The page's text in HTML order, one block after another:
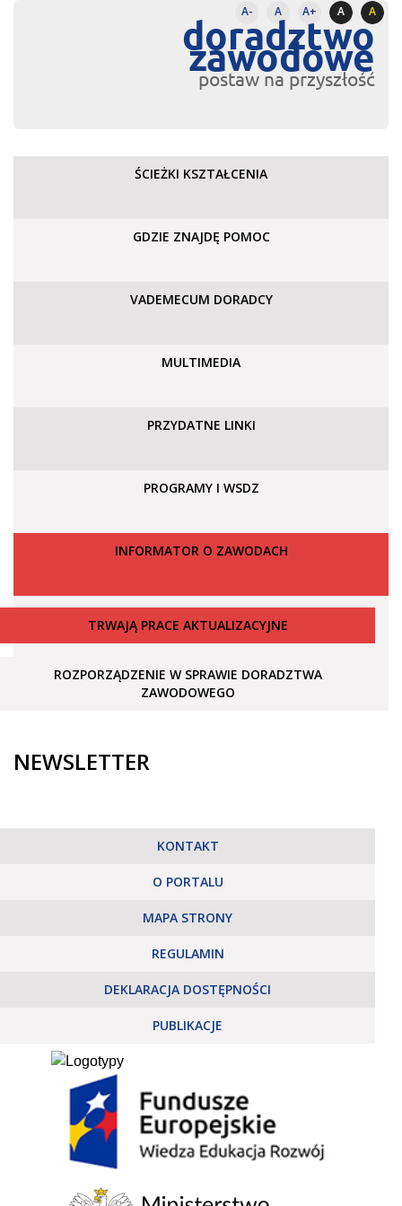
A- A A+ A A
doradztwo
zawodowe
postaw na przyszłość
ŚCIEŻKI KSZTAŁCENIA
GDZIE ZNAJDĘ POMOC
VADEMECUM DORADCY
MULTIMEDIA
PRZYDATNE LINKI
PROGRAMY I WSDZ
INFORMATOR O ZAWODACH
TRWAJĄ PRACE AKTUALIZACYJNE
ROZPORZĄDZENIE W SPRAWIE DORADZTWA
ZAWODOWEGO
NEWSLETTER
KONTAKT
O PORTALU
MAPA STRONY
REGULAMIN
DEKLARACJA DOSTĘPNOŚCI
PUBLIKACJE